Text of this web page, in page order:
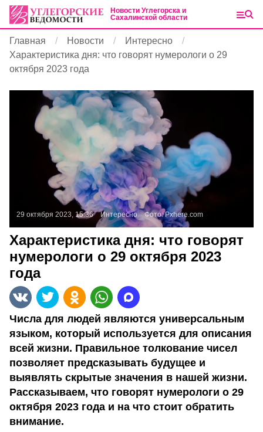
Новости Углегорска и
Сахалинской области
Главная Новости
Интересно
Характеристика дня: что говорят нумерологи о 29
октября 2023 года
29 октября 2023, 15:36 Интересно Фото:Pxhere.com
Характеристика дня: что говорят
нумерологи о 29 октября 2023
года
Числа для людей являются универсальным
языком, который используется для описания
всей жизни. Правильное толкование чисел
позволяет предсказывать будущее и
выявлять скрытые значения в нашей жизни.
Рассказываем, что говорят нумерологи о 29
октября 2023 года и на что стоит обратить
внимание.